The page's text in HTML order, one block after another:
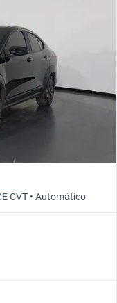
CVT • Automático